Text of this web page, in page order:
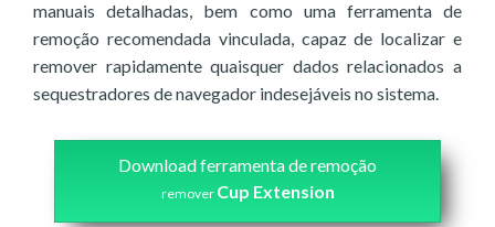
manuais detalhadas, bem como uma ferramenta de
remoção recomendada vinculada, capaz de localizar e
remover rapidamente quaisquer dados relacionados a
sequestradores de navegador indesejáveis no sistema.
Download ferramenta de remoção
remover Cup Extension